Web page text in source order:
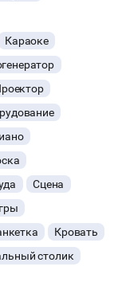
Караоке
Сцена
Кровать
столик
это бесплатно
после того, как
сегодня